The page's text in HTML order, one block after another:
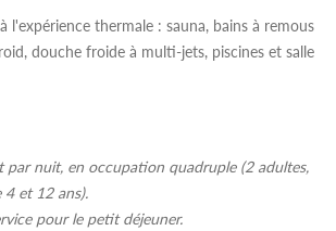
l'expérience thermale : sauna, bains à remous
douche froide à multi-jets, piscines et salle
par nuit, en occupation quadruple (2 adultes,
4 et 12 ans).
pour le petit déjeuner.